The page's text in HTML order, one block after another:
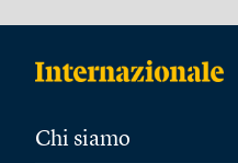
Chi siamo